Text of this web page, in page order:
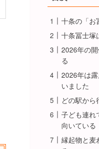
十条の「お
十条冨士塚
2026年の
る
2026年は
いました
どの駅から
子ども連れ
向いている
縁起物と麦